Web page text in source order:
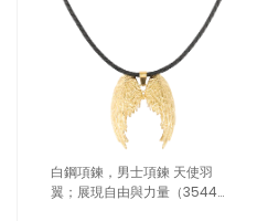
白鋼項鍊，男士項鍊 天使羽
翼；展現自由與力量（3544金